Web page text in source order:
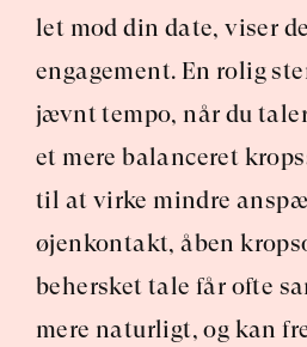
let mod din date, viser
engagement. En rolig
jævnt tempo, når du
et mere balanceret
til at virke mindre
øjenkontakt, åben
behersket tale får ofte
mere naturligt, og kan